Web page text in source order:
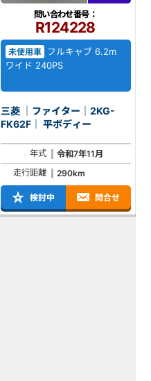
問い合わせ番号：
R124228
未使用車 フルキャブ 6.2m
ワイド 240PS
三菱 ｜ファイター｜2KG-
FK62F｜ 平ボディー
年式
令和7年11月
走行距離
290km
検討中 問合せ